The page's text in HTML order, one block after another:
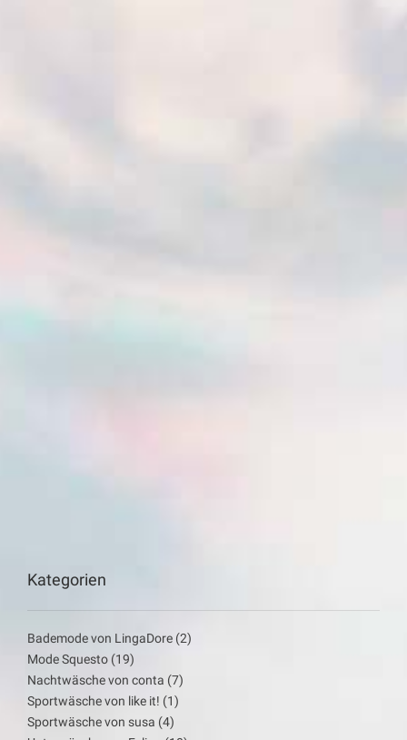
Kategorien
Bademode von LingaDore (2)
Mode Squesto (19)
Nachtwäsche von conta (7)
Sportwäsche von like it! (1)
Sportwäsche von susa (4)